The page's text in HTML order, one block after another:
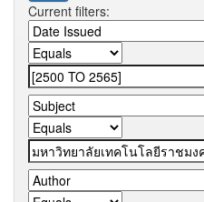
Current filters: